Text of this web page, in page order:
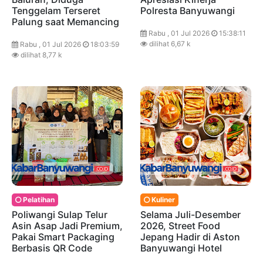
Tenggelam Terseret
Palung saat Memancing
Rabu , 01 Jul 2026
18:03:59
dilihat 8,77 k
Polresta Banyuwangi
Rabu , 01 Jul 2026
15:38:11
dilihat 6,67 k
Pelatihan
Poliwangi Sulap Telur
Asin Asap Jadi Premium,
Pakai Smart Packaging
Berbasis QR Code
Kuliner
Selama Juli-Desember
2026, Street Food
Jepang Hadir di Aston
Banyuwangi Hotel